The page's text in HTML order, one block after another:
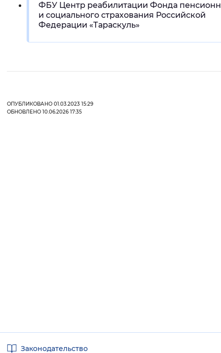
ФБУ Центр реабилитации Фонда
и социального страхования Российской
Федерации «Тараскуль»
ОПУБЛИКОВАНО 01.03.2023 15:29
ОБНОВЛЕНО 10.06.2026 17:35
Законодательство